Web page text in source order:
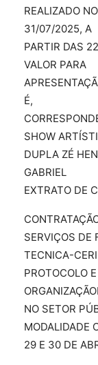
REALIZADO
31/07/2025, A
PARTIR DAS
VALOR PARA
É,
SHOW
DUPLA ZÉ
GABRIEL
EXTRATO DE
SERVIÇOS DE
TECNICA-
PROTOCOLO E
NO SETOR
MODALIDADE
29 E 30 DE